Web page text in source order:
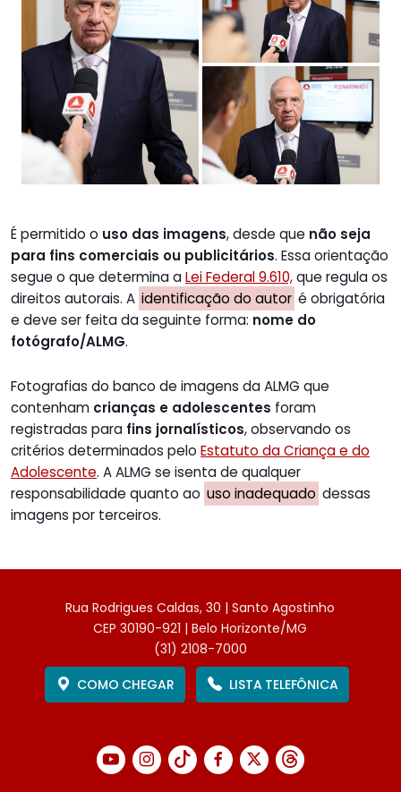
É permitido o uso das imagens, desde que não seja
para fins comerciais ou publicitários. Essa orientação
segue o que determina aLei Federal 9.610,que regula os
direitos autorais. A identificação do autor é obrigatória
e deve ser feita da seguinte forma: nome do
fotógrafo/ALMG.
Fotografias do banco de imagens da ALMG que
contenham crianças e adolescentes foram
registradas para fins jornalísticos, observando os
critérios determinados pelo Estatuto da Criança e do
Adolescente. A ALMG se isenta de qualquer
responsabilidade quanto ao uso inadequado dessas
imagens por terceiros.
Rua Rodrigues Caldas, 30 | Santo Agostinho
CEP 30190-921 | Belo Horizonte/MG
(31) 2108-7000
COMO CHEGAR
LISTA TELEFÔNICA